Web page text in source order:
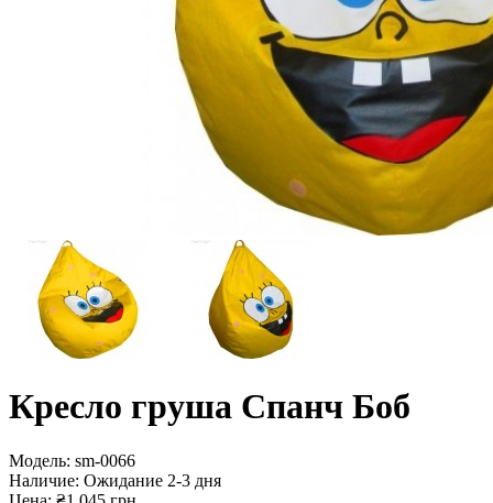
Кресло груша Спанч Боб
Модель: sm-0066
Наличие: Ожидание 2-3 дня